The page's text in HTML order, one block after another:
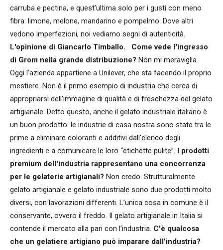
carruba e pectina, e quest’ultima solo per i gusti con meno
fibra: limone, melone, mandarino e pompelmo. Dove altri
vedono imperfezioni, noi vediamo segni di autenticità.
L'opinione di Giancarlo Timballo.
Come vede l'ingresso
di Grom nella grande distribuzione? Non mi meraviglia.
Oggi l'azienda appartiene a Unilever, che sta facendo il proprio
mestiere. Non è il primo esempio di industria che cerca di
appropriarsi dell'immagine di qualità e di freschezza del gelato
artigianale. Detto questo, anche il gelato industriale italiano è
un buon prodotto: le industrie di casa nostra sono state tra le
prime a eliminare coloranti e additivi dall'elenco degli
ingredienti e a comunicare le loro “etichette pulite”. I prodotti
premium dell'industria rappresentano una concorrenza
per le gelaterie artigianali? Non credo. Strutturalmente
gelato artigianale e gelato industriale sono due prodotti molto
diversi, con lavorazioni differenti. L’unica cosa in comune è il
conservante, ovvero il freddo. Il gelato artigianale in Italia si
contende il mercato alla pari con l’industria. C'è qualcosa
che un gelatiere artigiano può imparare dall'industria?